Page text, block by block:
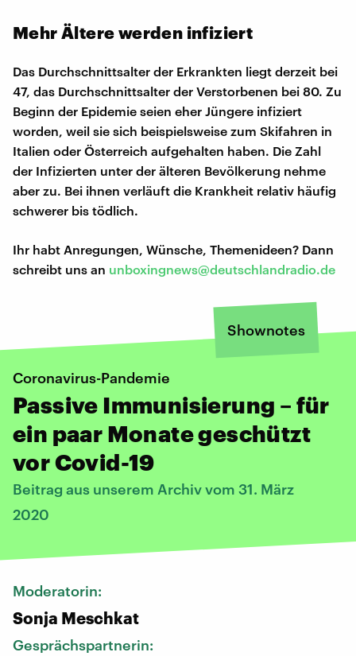
Mehr Ältere werden infiziert
Das Durchschnittsalter der Erkrankten liegt derzeit bei
47, das Durchschnittsalter der Verstorbenen bei 80. Zu
Beginn der Epidemie seien eher Jüngere infiziert
worden, weil sie sich beispielsweise zum Skifahren in
Italien oder Österreich aufgehalten haben. Die Zahl
der Infizierten unter der älteren Bevölkerung nehme
aber zu. Bei ihnen verläuft die Krankheit relativ häufig
schwerer bis tödlich.
Ihr habt Anregungen, Wünsche, Themenideen? Dann
schreibt uns an unboxingnews@deutschlandradio.de
Shownotes
Coronavirus-Pandemie
Passive Immunisierung – für
ein paar Monate geschützt
vor Covid-19
Beitrag aus unserem Archiv vom 31. März
2020
Moderatorin:
Sonja Meschkat
Gesprächspartnerin: